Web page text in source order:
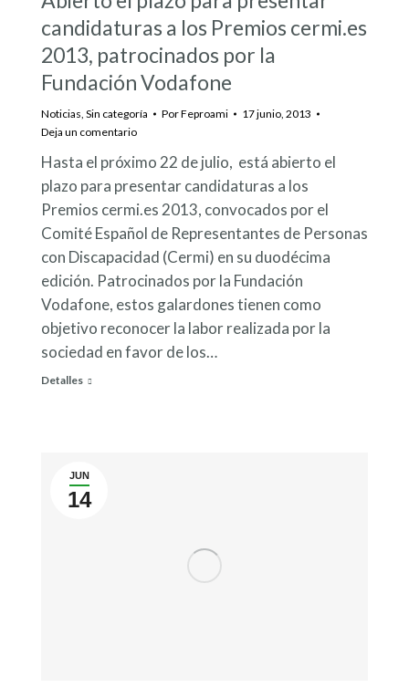
candidaturas a los Premios cermi.es
2013, patrocinados por la
Fundación Vodafone
Noticias Sin categoría PorFeproami
17 junio, 2013
Deja un comentario
Hasta el próximo 22 de julio, está abierto el
plazo para presentar candidaturas a los
Premios cermi.es 2013, convocados por el
Comité Español de Representantes de Personas
con Discapacidad (Cermi) en su duodécima
edición. Patrocinados por la Fundación
Vodafone, estos galardones tienen como
objetivo reconocer la labor realizada por la
sociedad en favor de los…
Detalles
JUN
14